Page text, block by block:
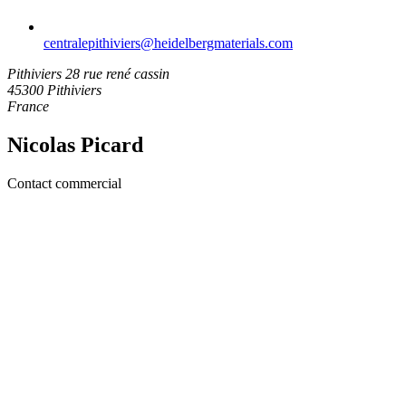
centralepithiviers​@heidelbergmaterials.com
Pithiviers 28 rue rené cassin
45300 Pithiviers
France
Nicolas Picard
Contact commercial